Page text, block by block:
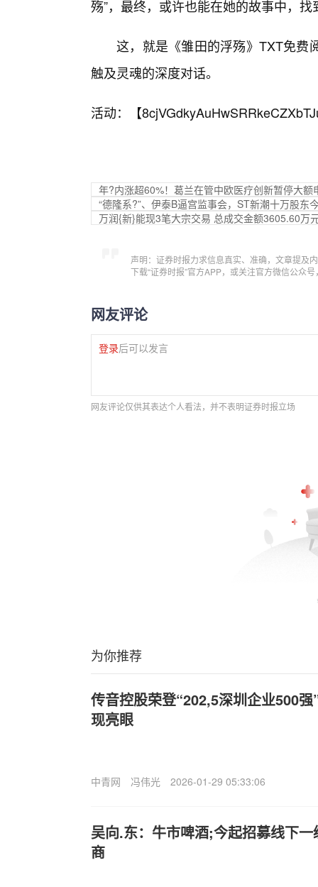
殇”，最终，或许也能在她的故事中，
这，就是《雏田的浮殇》TXT免费
触及灵魂的深度对话。
活动：【
年?内涨超60%！葛兰在管中欧医疗创新暂停大
“德隆系?”、伊泰B逼宫监事会，ST新潮十万股东
万润{新}能现3笔大宗交易 总成交金额3605.60万
声明：证券时报力求信息真实、准确，文章提及
下载“证券时报”官方APP，或关注官方微信公众
网友评论
登录后可以发言
网友评论仅供其表达个人看法，并不表明证券时报立场
为你推荐
传音控股荣登“202,5深圳企业500
现亮眼
中青网 冯伟光 2026-01-29 05:33:06
吴向.东：牛市啤酒;今起招募线下
商